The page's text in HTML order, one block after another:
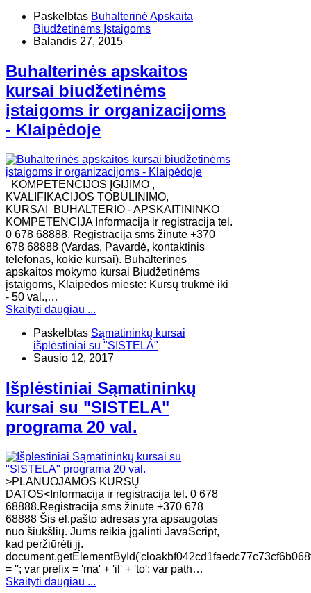
Paskelbtas Buhalterinė Apskaita
Biudžetinėms Įstaigoms
Balandis 27, 2015
Buhalterinės apskaitos
kursai biudžetinėms
įstaigoms ir organizacijoms
- Klaipėdoje
KOMPETENCIJOS ĮGIJIMO ,
KVALIFIKACIJOS TOBULINIMO,
KURSAI BUHALTERIO - APSKAITININKO
KOMPETENCIJA Informacija ir registracija tel.
0 678 68888. Registracija sms žinute +370
678 68888 (Vardas, Pavardė, kontaktinis
telefonas, kokie kursai). Buhalterinės
apskaitos mokymo kursai Biudžetinėms
įstaigoms, Klaipėdos mieste: Kursų trukmė iki
- 50 val.,…
Skaityti daugiau ...
Paskelbtas Sąmatininkų kursai
išplėstiniai su "SISTELA"
Sausio 12, 2017
Išplėstiniai Sąmatininkų
kursai su "SISTELA"
programa 20 val.
>PLANUOJAMOS KURSŲ
DATOS<Informacija ir registracija tel. 0 678
68888.Registracija sms žinute +370 678
68888 Šis el.pašto adresas yra apsaugotas
nuo šiukšlių. Jums reikia įgalinti JavaScript,
kad peržiūrėti jį.
= ''; var prefix = 'ma' + 'il' + 'to'; var path…
Skaityti daugiau ...